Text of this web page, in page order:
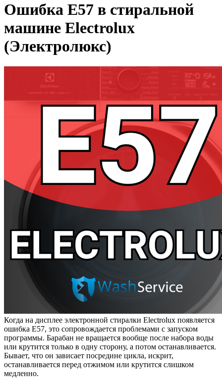
Ошибка Е57 в стиральной
машине Electrolux
(Электролюкс)
Когда на дисплее электронной стиралки Electrolux появляется
ошибка Е57, это сопровождается проблемами с запуском
программы. Барабан не вращается вообще после набора воды
или крутится только в одну сторону, а потом останавливается.
Бывает, что он зависает посредине цикла, искрит,
останавливается перед отжимом или крутится слишком
медленно.